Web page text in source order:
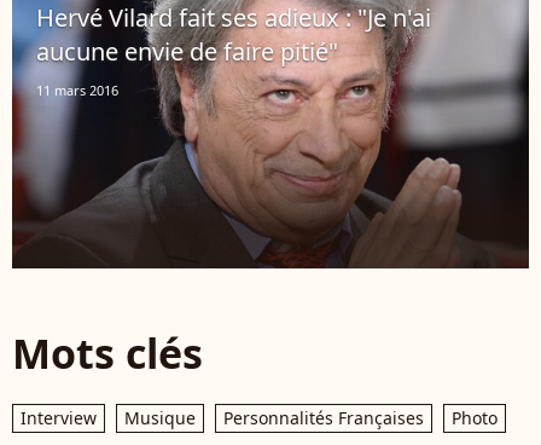
Hervé Vilard fait ses adieux : "Je n'ai
aucune envie de faire pitié"
11 mars 2016
Mots clés
Interview Musique Personnalités Françaises Photo